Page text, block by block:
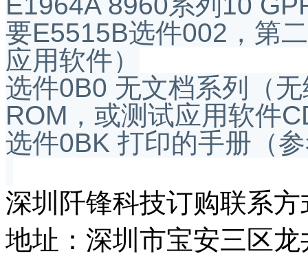
要E5515B选件002，第
应用软件）
选件0B0 无文档系列（
ROM，或测试应用软件
选件0BK 打印的手册（
深圳阡锋科技订购联系方
地址：深圳市宝安三区